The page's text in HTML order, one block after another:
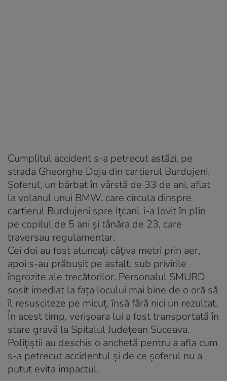
Cumplitul accident s-a petrecut astăzi, pe
strada Gheorghe Doja din cartierul Burdujeni.
Şoferul, un bărbat în vârstă de 33 de ani, aflat
la volanul unui BMW, care circula dinspre
cartierul Burdujeni spre Iţcani, i-a lovit în plin
pe copilul de 5 ani şi tânăra de 23, care
traversau regulamentar.
Cei doi au fost atuncaţi câţiva metri prin aer,
apoi s-au prăbuşit pe asfalt, sub privirile
îngrozite ale trecătorilor. Personalul SMURD
sosit imediat la faţa locului mai bine de o oră să
îl resusciteze pe micuţ, însă fără nici un rezultat.
În acest timp, verişoara lui a fost transportată în
stare gravă la Spitalul Judeţean Suceava.
Poliţiştii au deschis o anchetă pentru a afla cum
s-a petrecut accidentul şi de ce şoferul nu a
putut evita impactul.